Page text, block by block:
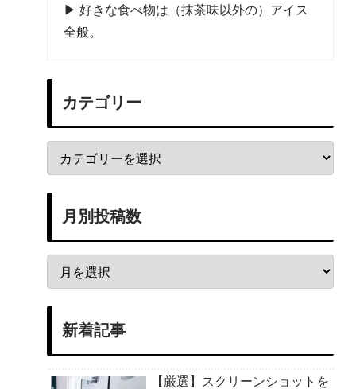
▶ 好きな食べ物は（抹茶味以外の）アイス
全般。
カテゴリー
月別投稿数
新着記事
【厳選】スクリーンショットを